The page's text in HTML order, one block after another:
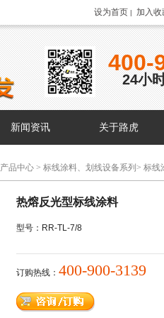
设为首页 | 加入收
400-
24小
新闻资讯 关于路虎
产品中心 > 标线涂料、划线设备系列 > 标线
热熔反光型标线涂料
型号：RR-TL-7/8
订购热线： 400-900-3139